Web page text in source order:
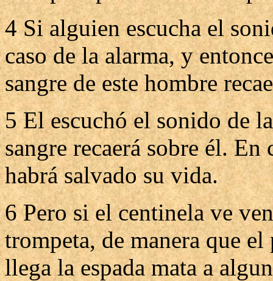
4 Si alguien escucha el
caso de la alarma, y
sangre de este hombre
5 El escuchó el sonido de
sangre recaerá sobre él.
habrá salvado su vida.
6 Pero si el centinela ve
trompeta, de manera que
llega la espada mata a